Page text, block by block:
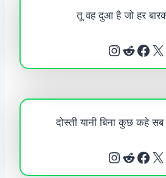
तू वह दुआ है जो हर
Instagram Reddit Facebook X
दोस्ती यानी बिना कुछ कहे
Instagram Reddit Facebook X